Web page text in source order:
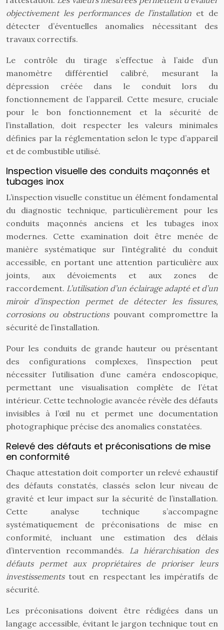
objectivement les performances de l’installation et de
détecter d’éventuelles anomalies nécessitant des
travaux correctifs.
Le contrôle du tirage s’effectue à l’aide d’un
manomètre différentiel calibré, mesurant la
dépression créée dans le conduit lors du
fonctionnement de l’appareil. Cette mesure, cruciale
pour le bon fonctionnement et la sécurité de
l’installation, doit respecter les valeurs minimales
définies par la réglementation selon le type d’appareil
et de combustible utilisé.
Inspection visuelle des conduits maçonnés et
tubages inox
L’inspection visuelle constitue un élément fondamental
du diagnostic technique, particulièrement pour les
conduits maçonnés anciens et les tubages inox
modernes. Cette examination doit être menée de
manière systématique sur l’intégralité du conduit
accessible, en portant une attention particulière aux
joints, aux dévoiements et aux zones de
raccordement. L’utilisation d’un éclairage adapté et d’un
miroir d’inspection permet de détecter les fissures,
corrosions ou obstructions pouvant compromettre la
sécurité de l’installation.
Pour les conduits de grande hauteur ou présentant
des configurations complexes, l’inspection peut
nécessiter l’utilisation d’une caméra endoscopique,
permettant une visualisation complète de l’état
intérieur. Cette technologie avancée révèle des défauts
invisibles à l’œil nu et permet une documentation
photographique précise des anomalies constatées.
Relevé des défauts et préconisations de mise
en conformité
Chaque attestation doit comporter un relevé exhaustif
des défauts constatés, classés selon leur niveau de
gravité et leur impact sur la sécurité de l’installation.
Cette analyse technique s’accompagne
systématiquement de préconisations de mise en
conformité, incluant une estimation des délais
d’intervention recommandés. La hiérarchisation des
défauts permet aux propriétaires de prioriser leurs
investissements tout en respectant les impératifs de
sécurité.
Les préconisations doivent être rédigées dans un
langage accessible, évitant le jargon technique tout en